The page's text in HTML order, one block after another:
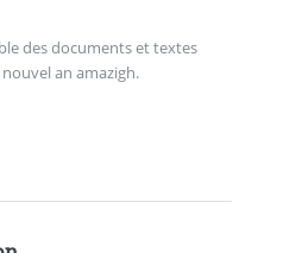
des documents et textes
an amazigh.